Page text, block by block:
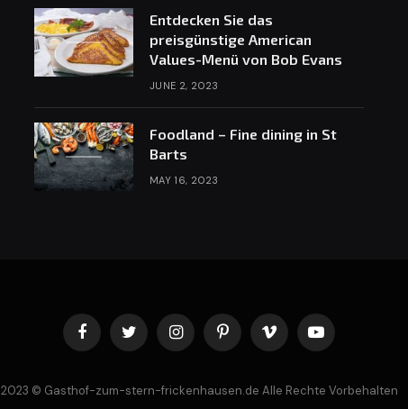
Entdecken Sie das
preisgünstige American
Values-Menü von Bob Evans
JUNE 2, 2023
Foodland – Fine dining in St
Barts
MAY 16, 2023
FacebookTwitter InstagramPinterestVimeo YouTube
2023 © Gasthof-zum-stern-frickenhausen.de Alle Rechte Vorbehalten